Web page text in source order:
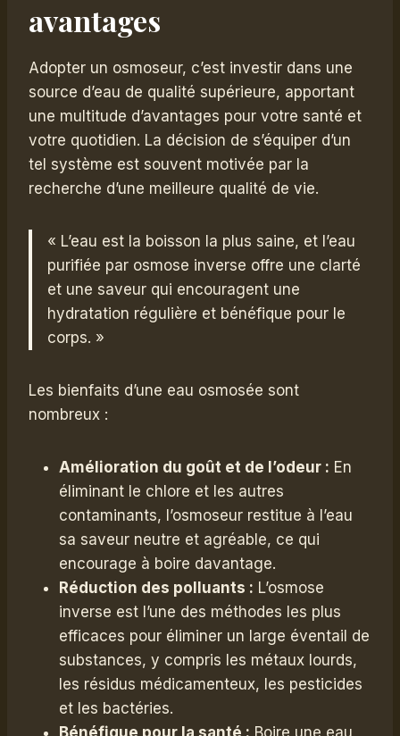
avantages
Adopter un osmoseur, c’est investir dans une
source d’eau de qualité supérieure, apportant
une multitude d’avantages pour votre santé et
votre quotidien. La décision de s’équiper d’un
tel système est souvent motivée par la
recherche d’une meilleure qualité de vie.
« L’eau est la boisson la plus saine, et l’eau
purifiée par osmose inverse offre une clarté
et une saveur qui encouragent une
hydratation régulière et bénéfique pour le
corps. »
Les bienfaits d’une eau osmosée sont
nombreux :
Amélioration du goût et de l’odeur : En
éliminant le chlore et les autres
contaminants, l’osmoseur restitue à l’eau
sa saveur neutre et agréable, ce qui
encourage à boire davantage.
Réduction des polluants : L’osmose
inverse est l’une des méthodes les plus
efficaces pour éliminer un large éventail de
substances, y compris les métaux lourds,
les résidus médicamenteux, les pesticides
et les bactéries.